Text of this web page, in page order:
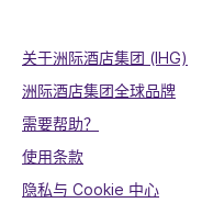
关于洲际酒店集团 (IHG)
洲际酒店集团全球品牌
需要帮助？
使用条款
隐私与 Cookie 中心